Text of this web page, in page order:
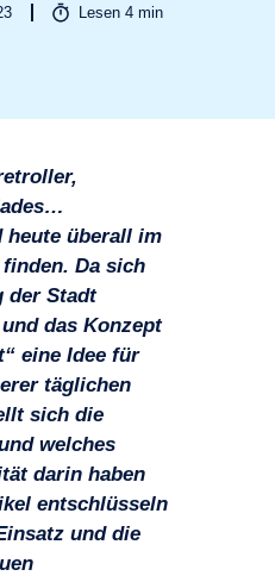
Lesen4 min
heute überall im
Da sich
der Stadt
das Konzept
eine Idee für
täglichen
sich die
welches
darin haben
entschlüsseln
und die